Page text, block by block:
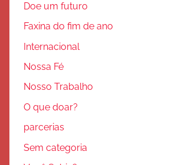
Doe um futuro
Faxina do fim de ano
Internacional
Nossa Fé
Nosso Trabalho
O que doar?
parcerias
Sem categoria